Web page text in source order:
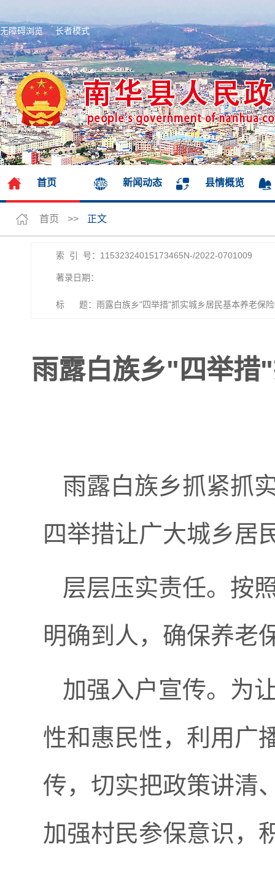
无障碍浏览 长者模式
首页 新闻动态 县情概览
首页 >> 正文
索 引 号：11532324015173465N-/2022-0701009
著录日期：
标 题：雨露白族乡"四举措"抓实城乡居民基本养老保险
雨露白族乡"四举措
雨露白族乡抓紧抓
四举措让广大城乡居
层层压实责任。按
明确到人，确保养老
加强入户宣传。为
性和惠民性，利用广
传，切实把政策讲清
加强村民参保意识，